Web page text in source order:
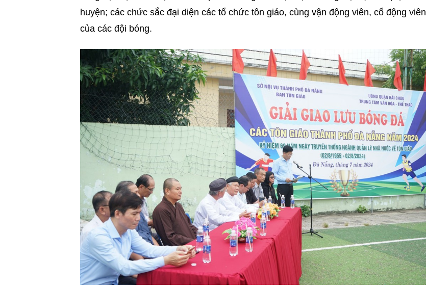
huyện; các chức sắc đại diện các tổ chức tôn giáo, cùng vận động viên, cổ động viên
của các đội bóng.